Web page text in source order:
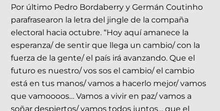
Por último Pedro Bordaberry y Germán Coutinho
parafrasearon la letra del jingle de la compaña
electoral hacia octubre. “Hoy aquí amanece la
esperanza/ de sentir que llega un cambio/ con la
fuerza de la gente/ el país irá avanzando. Que el
futuro es nuestro/ vos sos el cambio/ el cambio
está en tus manos/ vamos a hacerlo mejor/ vamos
que vamoooos… Vamos a vivir en paz/ vamos a
soñar despiertos/ vamos todos juntos… que el